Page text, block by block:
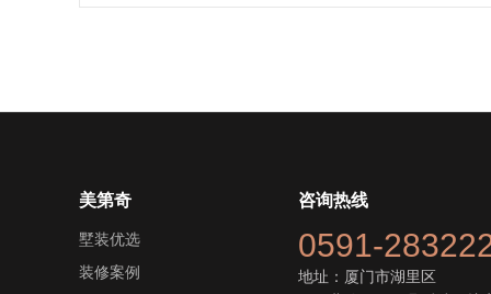
美第奇
墅装优选
装修案例
咨询热线
0591-
地址：厦门市湖里区